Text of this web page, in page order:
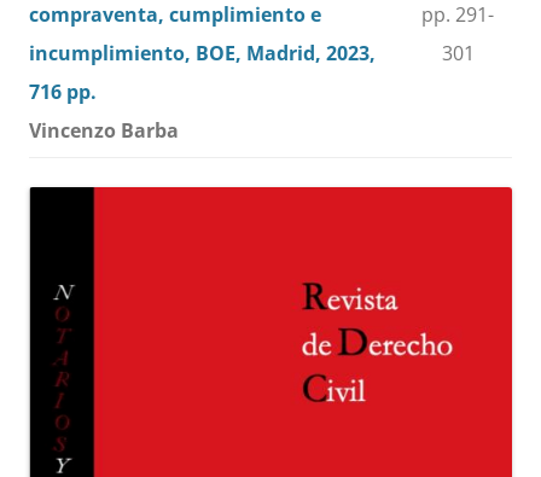
compraventa, cumplimiento e
incumplimiento, BOE, Madrid, 2023,
716 pp.
Vincenzo Barba
pp. 291-
301